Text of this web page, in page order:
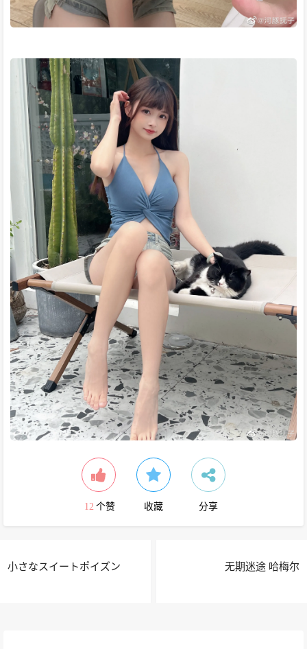
12 个赞 收藏 分享
小さなスイートポイズン 无期迷途 哈梅尔